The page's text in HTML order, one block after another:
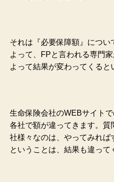
それは『必要保障額』につ
よって、FPと言われる専門
よって結果が変わってくると
生命保険会社のWEBサイト
各社で額が違ってきます。質
社様々なのは、やってみれば
ということは、結果も違って